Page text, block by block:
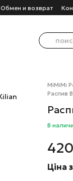
Обмен и возврат
MiMiMi
Распив
В
Ціна